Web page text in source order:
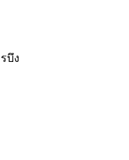
บึง